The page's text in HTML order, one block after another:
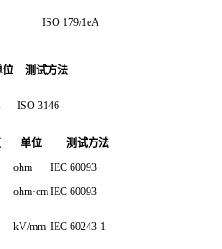
ISO 179/1eA
位
测试方法
ISO 3146
单位
测试方法
ohm
IEC 60093
ohm·cmIEC 60093
kV/mm IEC 60243-1